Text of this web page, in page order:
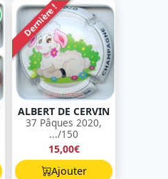
Dernière !
ALBERT DE CERVIN
37 Pâques 2020,
.../150
15,00€
Ajouter